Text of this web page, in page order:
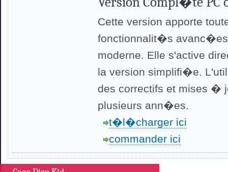
Cette version apporte
fonctionnalit�s
moderne. Elle s'active
la version simplifi�e.
des correctifs et mises �
plusieurs ann�es.
t�l�charger ici
commander ici